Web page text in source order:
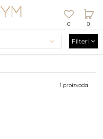
0
0
Filteri
1 proizvoda